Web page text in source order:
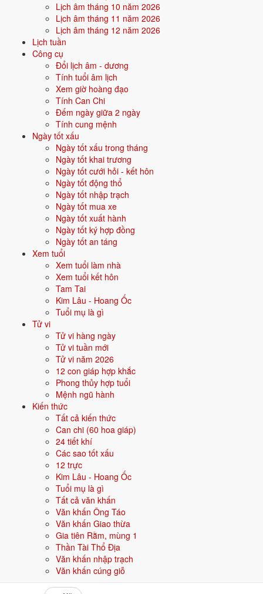
Lịch âm tháng 10 năm 2026
Lịch âm tháng 11 năm 2026
Lịch âm tháng 12 năm 2026
Lịch tuần
Công cụ
Đổi lịch âm - dương
Tính tuổi âm lịch
Xem giờ hoàng đạo
Tính Can Chi
Đếm ngày giữa 2 ngày
Tính cung mệnh
Ngày tốt xấu
Ngày tốt xấu trong tháng
Ngày tốt khai trương
Ngày tốt cưới hỏi - kết hôn
Ngày tốt động thổ
Ngày tốt nhập trạch
Ngày tốt mua xe
Ngày tốt xuất hành
Ngày tốt ký hợp đồng
Ngày tốt an táng
Xem tuổi
Xem tuổi làm nhà
Xem tuổi kết hôn
Tam Tai
Kim Lâu - Hoang Ốc
Tuổi mụ là gì
Tử vi
Tử vi hàng ngày
Tử vi tuần mới
Tử vi năm 2026
12 con giáp hợp khắc
Phong thủy hợp tuổi
Mệnh ngũ hành
Kiến thức
Tất cả kiến thức
Can chi (60 hoa giáp)
24 tiết khí
Các sao tốt xấu
12 trực
Kim Lâu - Hoang Ốc
Tuổi mụ là gì
Tất cả văn khấn
Văn khấn Ông Táo
Văn khấn Giao thừa
Gia tiên Rằm, mùng 1
Thần Tài Thổ Địa
Văn khấn nhập trạch
Văn khấn cúng giỗ
Tính chất vận:Tài chính, giao thương - Vận mở cửa kinh tế - thị
trường, doanh nhân, dotcom.
Quan hệ mệnh × vận:
Vận năm 2026 Bính Ngọ cho người sinh năm 2000
(Bính Ngọ), người tuổi
- thuộc nhóm Trưởng thành. Quan hệ với Thái Tuế năm xem:
hoà với Thái Tuế.
Năm tương đối ổn định - không có biến động lớn về vận khí.
Bối cảnh năm 2000
đánh dấu các sự kiện và bối cảnh xã hội đặc trưng - góp
phần tạo nên dấu ấn riêng cho thế hệ sinh trong năm này, dù cùng
nạp âm Bạch Lạp Kim với các năm khác.
🇻🇳 SỰ KIỆN VIỆT NAM
Bước sang thiên niên kỷ mới - Việt Nam mở rộng
🌍 SỰ KIỆN THẾ GIỚI
Y2K, dotcom bubble
Tăng trưởng GDP mạnh
🎭 VĂN HOÁ - THẾ HỆ
Thế hệ Millennial - bắt đầu sinh
Năm 2026 người sinh năm 2000 nên tập trung gì?
26 (Trưởng thành)
Tình duyên - kết hôn
Mua nhà - mua xe
Đặt tên cho người sinh năm 2000 mệnh Kim
Khi đặt tên cho người sinh năm2000
bộ chữ Hán thuộc hành bản mệnh hoặc hành tương sinh; tránh bộ chữ
thuộc hành tương khắc. Dưới đây là gợi ý cho